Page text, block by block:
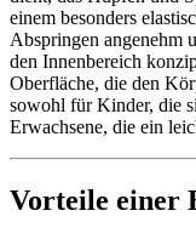
einem besonders
Abspringen angenehm
den Innenbereich
Oberfläche, die den
sowohl für Kinder, die
Erwachsene, die ein
Vorteile einer